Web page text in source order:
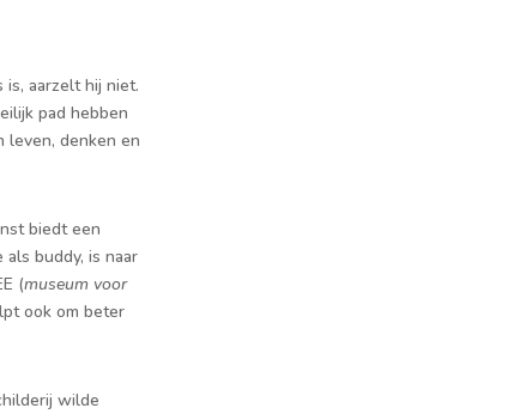
aarzelt hij niet.
pad hebben
leven, denken en
biedt een
buddy, is naar
(museum voor
ook om beter
wilde